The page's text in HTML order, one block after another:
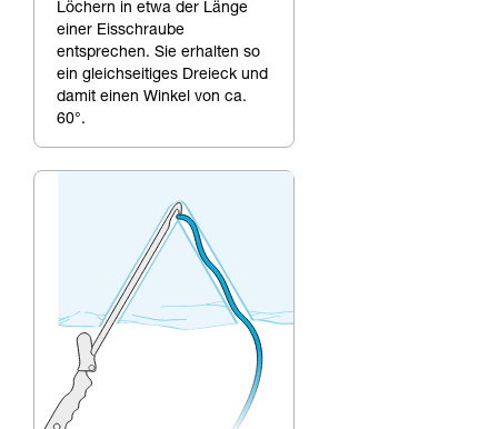
Löchern in etwa der Länge
einer Eisschraube
entsprechen. Sie erhalten so
ein gleichseitiges Dreieck und
damit einen Winkel von ca.
60°.